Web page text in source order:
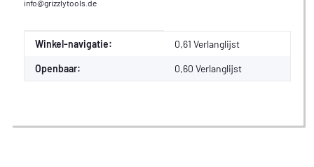
info@grizzlytools.de
Waarde
Fabrikant
Winkel-navigatie: 0,61 Verlanglijst
Openbaar: 0,60 Verlanglijst